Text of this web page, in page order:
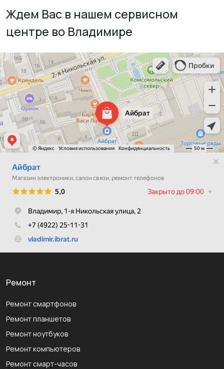
Ждем Вас в нашем сервисном
центре во Владимире
Ремонт
Ремонт смартфонов
Ремонт планшетов
Ремонт ноутбуков
Ремонт компьютеров
Ремонт смарт-часов